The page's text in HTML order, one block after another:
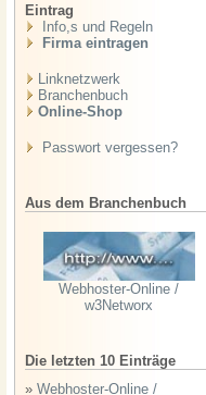
Eintrag
Info,s und Regeln
Firma eintragen
Linknetzwerk
Branchenbuch
Online-Shop
Passwort vergessen?
Aus dem Branchenbuch
Webhoster-Online /
w3Networx
Die letzten 10 Einträge
» Webhoster-Online /